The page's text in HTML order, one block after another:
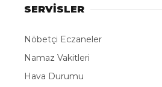
SERVİSLER
Nöbetçi Eczaneler
Namaz Vakitleri
Hava Durumu